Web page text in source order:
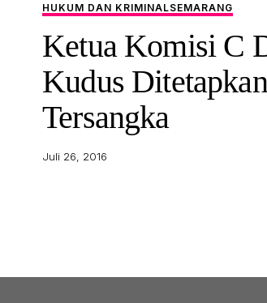
HUKUM DAN KRIMINALSEMARANG
Ketua Komisi C
Kudus
Tersangka
Juli 26, 2016